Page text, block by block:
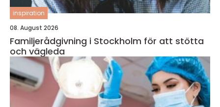
inspiration
08. August 2026
Familjerådgivning i Stockholm för att stötta
och vägleda